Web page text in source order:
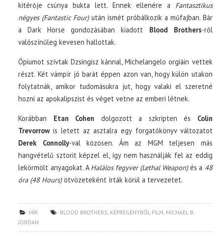
kitérője csúnya bukta lett. Ennek ellenére a Fantasztikus
négyes (Fantastic Four)után ismét próbálkozik a műfajban. Bár
a Dark Horse gondozásában kiadott Blood Brothers-ről
valószínűleg kevesen hallottak.
Ópiumot szívtak Dzsingisz kánnal, Michelangelo orgiáin vettek
részt. Két vámpír jó barát éppen azon van, hogy külön utakon
folytatnák, amikor tudomásukra jut, hogy valaki el szeretné
hozni az apokalipszist és véget vetne az emberi létnek.
Korábban Etan Cohen dolgozott a szkripten és Colin
Trevorrowis letett az asztalra egy forgatókönyv változatot
Derek Connolly-val közösen. Ám az MGM teljesen más
hangvételű sztorit képzel el, így nem használják fel az eddig
lekörmölt anyagokat. AHalálos fegyver (Lethal Weapon)és a 48
óra (48 Hours)ötvözeteként írták körül a tervezetet.
HÍR BLOOD BROTHERS, KÉPREGÉNYBŐL FILM, MICHAEL B.
JORDAN